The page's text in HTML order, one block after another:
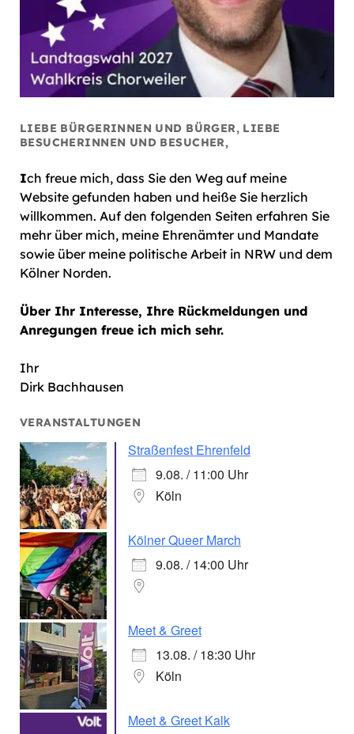
LIEBE BÜRGERINNEN UND BÜRGER, LIEBE
BESUCHERINNEN UND BESUCHER,
Ich freue mich, dass Sie den Weg auf meine
Website gefunden haben und heiße Sie herzlich
willkommen. Auf den folgenden Seiten erfahren Sie
mehr über mich, meine Ehrenämter und Mandate
sowie über meine politische Arbeit in NRW und dem
Kölner Norden.
Über Ihr Interesse, Ihre Rückmeldungen und
Anregungen freue ich mich sehr.
Ihr
Dirk Bachhausen
VERANSTALTUNGEN
Straßenfest Ehrenfeld
9.08. / 11:00 Uhr
Köln
Kölner Queer March
9.08. / 14:00 Uhr
Meet & Greet
13.08. / 18:30 Uhr
Köln
Meet & Greet Kalk